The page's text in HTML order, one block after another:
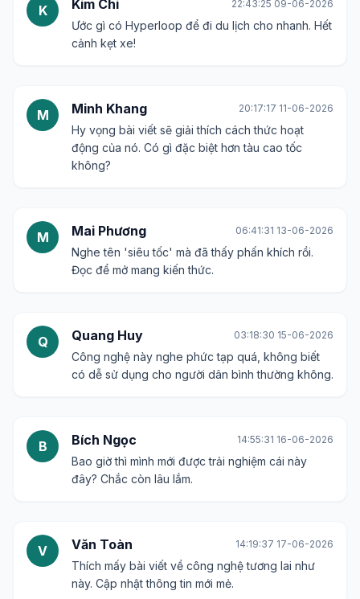
K Kim Chi 22:43:25 09-06-2026
Ước gì có Hyperloop để đi du lịch cho nhanh. Hết
cảnh kẹt xe!
M Minh Khang 20:17:17 11-06-2026
Hy vọng bài viết sẽ giải thích cách thức hoạt
động của nó. Có gì đặc biệt hơn tàu cao tốc
không?
M Mai Phương 06:41:31 13-06-2026
Nghe tên 'siêu tốc' mà đã thấy phấn khích rồi.
Đọc để mở mang kiến thức.
Q Quang Huy 03:18:30 15-06-2026
Công nghệ này nghe phức tạp quá, không biết
có dễ sử dụng cho người dân bình thường không.
B Bích Ngọc 14:55:31 16-06-2026
Bao giờ thì mình mới được trải nghiệm cái này
đây? Chắc còn lâu lắm.
V Văn Toàn 14:19:37 17-06-2026
Thích mấy bài viết về công nghệ tương lai như
này. Cập nhật thông tin mới mẻ.